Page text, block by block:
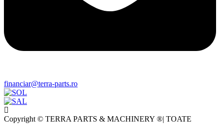
financiar@terra-parts.ro
Copyright © TERRA PARTS & MACHINERY ®| TOATE